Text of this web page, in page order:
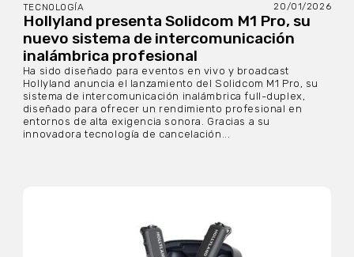
TECNOLOGÍA 20/01/2026
Hollyland presenta Solidcom M1 Pro, su
nuevo sistema de intercomunicación
inalámbrica profesional
Ha sido diseñado para eventos en vivo y broadcast
Hollyland anuncia el lanzamiento del Solidcom M1 Pro, su
sistema de intercomunicación inalámbrica full-duplex,
diseñado para ofrecer un rendimiento profesional en
entornos de alta exigencia sonora. Gracias a su
innovadora tecnología de cancelación...